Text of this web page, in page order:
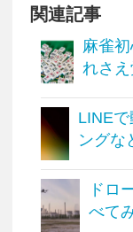
関連記事
麻雀
れさえ
LINE
ングな
ドロ
べて